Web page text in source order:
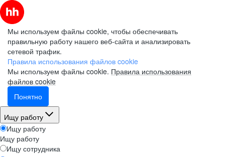
Мы используем файлы cookie, чтобы обеспечивать
правильную работу нашего веб-сайта и анализировать
сетевой трафик.
Правила использования файлов cookie
Мы используем файлы cookie. Правила использования
файлов cookie
Понятно
Ищу работу
Ищу работу
Ищу работу
Ищу сотрудника